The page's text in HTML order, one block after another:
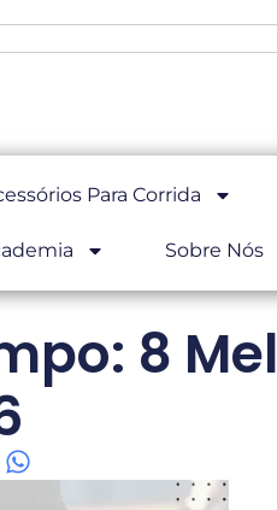
Para Corrida
Sobre Nós
8